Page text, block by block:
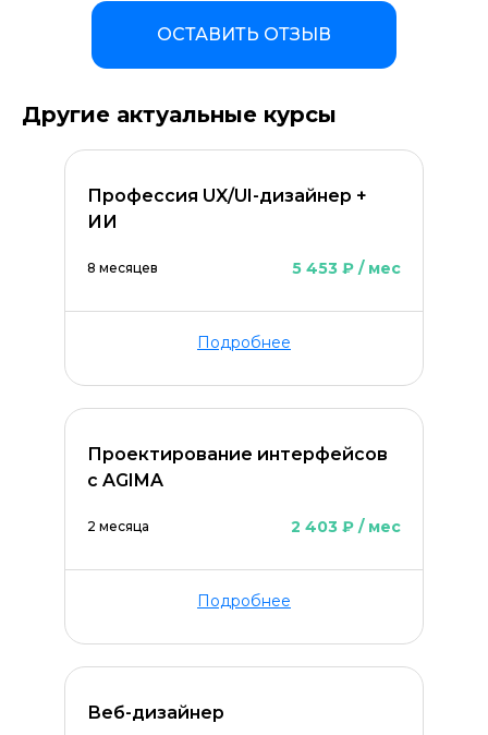
ОСТАВИТЬ ОТЗЫВ
Другие актуальные курсы
Профессия UX/UI-дизайнер +
ИИ
8 месяцев 5 453 ₽ / мес
Подробнее
Проектирование интерфейсов
с AGIMA
2 месяца 2 403 ₽ / мес
Подробнее
Веб-дизайнер
Оставить комментарий